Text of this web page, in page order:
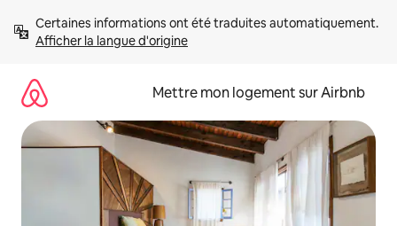
directement
Afficher la langue d'origine
Mettre mon logement sur Airbnb